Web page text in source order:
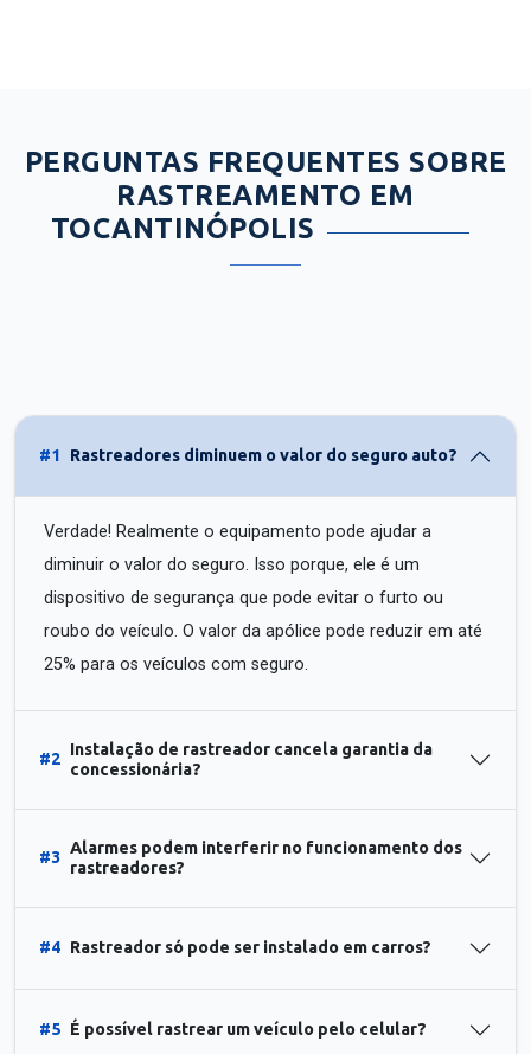
PERGUNTAS FREQUENTES SOBRE
RASTREAMENTO EM
TOCANTINÓPOLIS
#1 Rastreadores diminuem o valor do seguro auto?
Verdade! Realmente o equipamento pode ajudar a
diminuir o valor do seguro. Isso porque, ele é um
dispositivo de segurança que pode evitar o furto ou
roubo do veículo. O valor da apólice pode reduzir em até
25% para os veículos com seguro.
#2
Instalação de rastreador cancela garantia da
concessionária?
#3
Alarmes podem interferir no funcionamento dos
rastreadores?
#4 Rastreador só pode ser instalado em carros?
#5 É possível rastrear um veículo pelo celular?